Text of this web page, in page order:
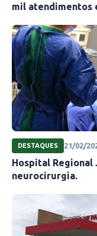
mil atendimentos
DESTAQUES 21/02/
Hospital
neurocirurgia.